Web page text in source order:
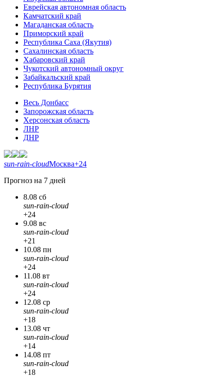
Еврейская автономная область
Камчатский край
Магаданская область
Приморский край
Республика Саха (Якутия)
Сахалинская область
Хабаровский край
Чукотский автономный округ
Забайкальский край
Республика Бурятия
Весь Донбасс
Запорожская область
Херсонская область
ЛНР
ДНР
sun-rain-cloudМосква+24
Прогноз на 7 дней
8.08 сб
sun-rain-cloud
+24
9.08 вс
sun-rain-cloud
+21
10.08 пн
sun-rain-cloud
+24
11.08 вт
sun-rain-cloud
+24
12.08 ср
sun-rain-cloud
+18
13.08 чт
sun-rain-cloud
+14
14.08 пт
sun-rain-cloud
+18